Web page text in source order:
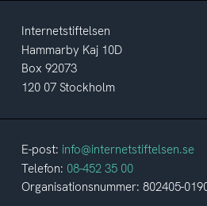
Internetstiftelsen
Hammarby Kaj 10D
Box 92073
120 07 Stockholm
E-post: info@internetstiftelsen.se
Telefon: 08-452 35 00
Organisationsnummer: 802405-